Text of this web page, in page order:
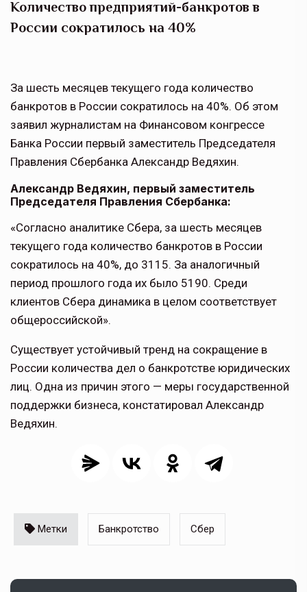
Количество предприятий-банкротов в
России сократилось на 40%
За шесть месяцев текущего года количество
банкротов в России сократилось на 40%. Об этом
заявил журналистам на Финансовом конгрессе
Банка России первый заместитель Председателя
Правления Сбербанка Александр Ведяхин.
Александр Ведяхин, первый заместитель
Председателя Правления Сбербанка:
«Согласно аналитике Сбера, за шесть месяцев
текущего года количество банкротов в России
сократилось на 40%, до 3115. За аналогичный
период прошлого года их было 5190. Среди
клиентов Сбера динамика в целом соответствует
общероссийской».
Существует устойчивый тренд на сокращение в
России количества дел о банкротстве юридических
лиц. Одна из причин этого — меры государственной
поддержки бизнеса, констатировал Александр
Ведяхин.
Метки Банкротство Сбер